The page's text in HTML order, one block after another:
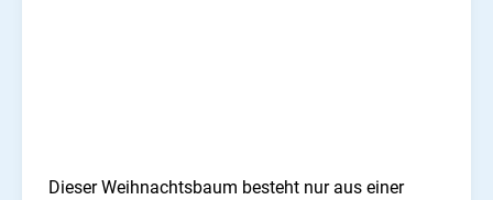
Dieser Weihnachtsbaum besteht nur aus einer